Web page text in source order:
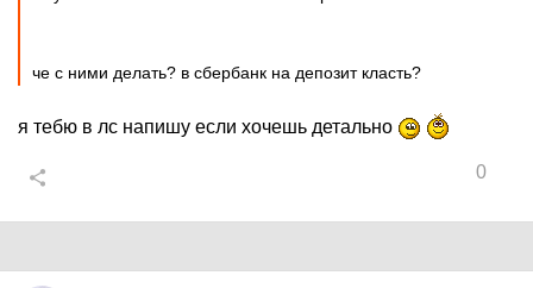
че с ними делать? в сбербанк на депозит класть?
я тебю в лс напишу если хочешь детально
0